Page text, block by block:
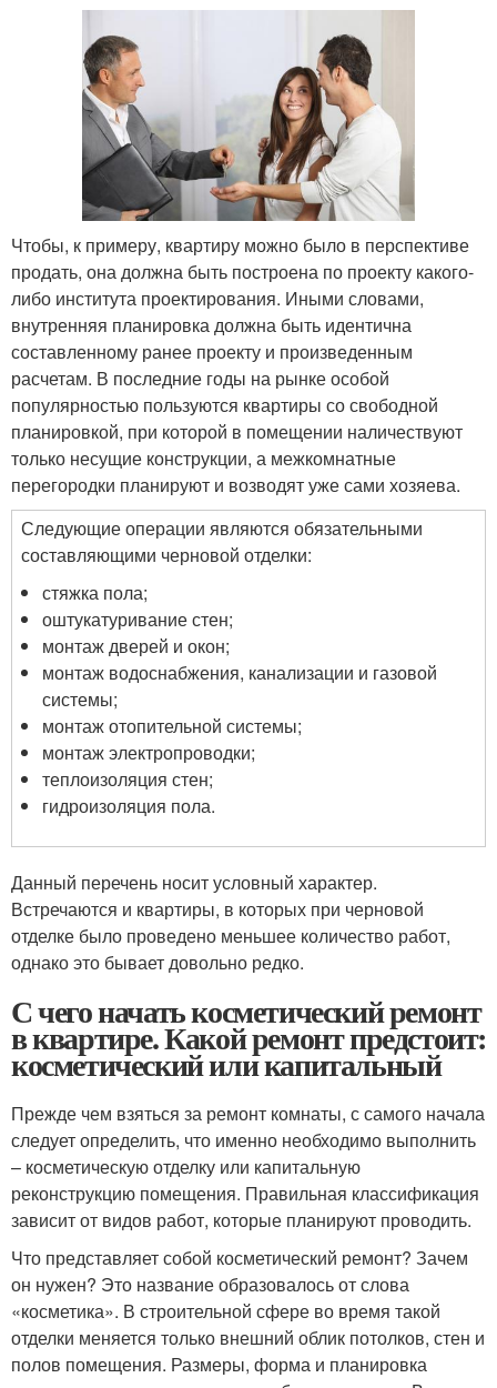
Чтобы, к примеру, квартиру можно было в перспективе
продать, она должна быть построена по проекту какого-
либо института проектирования. Иными словами,
внутренняя планировка должна быть идентична
составленному ранее проекту и произведенным
расчетам. В последние годы на рынке особой
популярностью пользуются квартиры со свободной
планировкой, при которой в помещении наличествуют
только несущие конструкции, а межкомнатные
перегородки планируют и возводят уже сами хозяева.
Следующие операции являются обязательными
составляющими черновой отделки:
стяжка пола;
оштукатуривание стен;
монтаж дверей и окон;
монтаж водоснабжения, канализации и газовой
системы;
монтаж отопительной системы;
монтаж электропроводки;
теплоизоляция стен;
гидроизоляция пола.
Данный перечень носит условный характер.
Встречаются и квартиры, в которых при черновой
отделке было проведено меньшее количество работ,
однако это бывает довольно редко.
С чего начать косметический ремонт
в квартире. Какой ремонт предстоит:
косметический или капитальный
Прежде чем взяться за ремонт комнаты, с самого начала
следует определить, что именно необходимо выполнить
– косметическую отделку или капитальную
реконструкцию помещения. Правильная классификация
зависит от видов работ, которые планируют проводить.
Что представляет собой косметический ремонт? Зачем
он нужен? Это название образовалось от слова
«косметика». В строительной сфере во время такой
отделки меняется только внешний облик потолков, стен и
полов помещения. Размеры, форма и планировка